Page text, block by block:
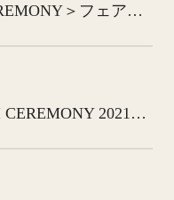
近鉄百貨店＜ANNA SUI CEREMONY＞フェアのお知らせ
松坂屋名古屋店＜ANNA SUI CEREMONY 2021年AWコレクション＞開催のお知らせ